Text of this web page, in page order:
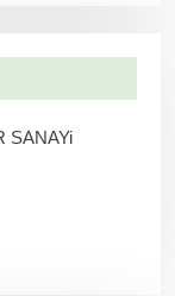
SANAYi